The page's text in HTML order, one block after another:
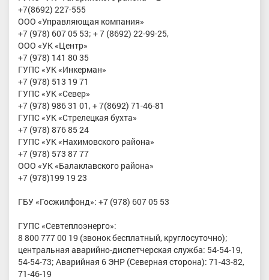
+7(8692) 227-555
ООО «Управляющая компания»
+7 (978) 607 05 53; + 7 (8692) 22-99-25,
ООО «УК «Центр»
+7 (978) 141 80 35
ГУПС «УК «Инкерман»
+7 (978) 513 19 71
ГУПС «УК «Север»
+7 (978) 986 31 01, + 7(8692) 71-46-81
ГУПС «УК «Стрелецкая бухта»
+7 (978) 876 85 24
ГУПС «УК «Нахимовского района»
+7 (978) 573 87 77
ООО «УК «Балаклавского района»
+7 (978)199 19 23
ГБУ «Госжилфонд»: +7 (978) 607 05 53
ГУПС «Севтеплоэнерго»:
8 800 777 00 19 (звонок бесплатный, круглосуточно);
центральная аварийно-диспетчерская служба: 54-54-19,
54-54-73; Аварийная 6 ЭНР (Северная сторона): 71-43-82,
71-46-19